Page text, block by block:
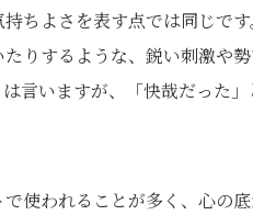
ちよさを表す点では同じです
りするような、鋭い刺激や
言いますが、「快哉だった
使われることが多く、心の